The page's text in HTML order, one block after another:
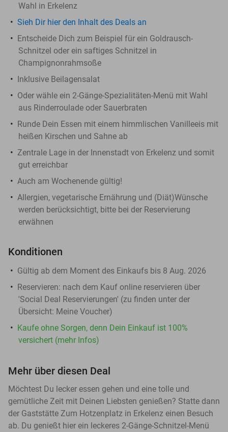
Wahl in Erkelenz
Sieh Dir hier den Inhalt des Deals an
Entscheide Dich zum Beispiel für ein Goldrausch-
Schnitzel oder ein saftiges Schnitzel in
Champignonrahmsoße
Inklusive Beilagensalat
Oder wähle ein 2-Gänge-Spezialitäten-Menü mit Wahl
aus Rinderroulade oder Sauerbraten
Runde Dein Essen mit einem himmlischen Vanilleeis mit
heißen Kirschen und Sahne ab
Zentrale Lage in der Innenstadt von Erkelenz und somit
gut erreichbar
Auch am Wochenende gültig!
Allergien, vegetarische Ernährung und (Diät)Wünsche
werden berücksichtigt, bitte bei der Reservierung
erwähnen
Konditionen
Gültig ab dem Moment des Einkaufs bis 8 Aug. 2026
Reservieren: nach dem Kauf online reservieren über
'Social Deal Reservierungen' (zu finden unter der
Übersicht: Meine Voucher)
Kaufe ohne Sorgen, denn Dein Einkauf ist 100%
versichert (mehr Infos)
Mehr über diesen Deal
Möchtest Du lecker essen gehen und eine tolle und
gemütliche Zeit mit Deinen Liebsten genießen? Statte dann
der Gaststätte Zum Hotzenplatz in Erkelenz einen Besuch
ab. Du genießt hier ein leckeres 2-Gänge-Schnitzel-Menü